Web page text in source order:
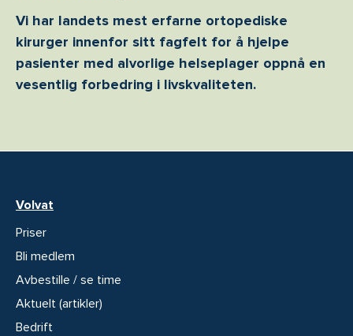
Vi har landets mest erfarne ortopediske
kirurger innenfor sitt fagfelt for å hjelpe
pasienter med alvorlige helseplager oppnå en
vesentlig forbedring i livskvaliteten.
Volvat
Priser
Bli medlem
Avbestille / se time
Aktuelt (artikler)
Bedrift